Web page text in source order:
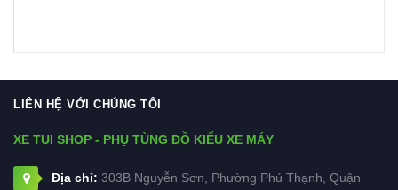
LIÊN HỆ VỚI CHÚNG TÔI
XE TUI SHOP - PHỤ TÙNG ĐỒ KIỂU XE MÁY
Địa chỉ: 303B Nguyễn Sơn, Phường Phú Thạnh, Quận